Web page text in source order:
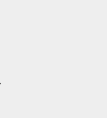
务